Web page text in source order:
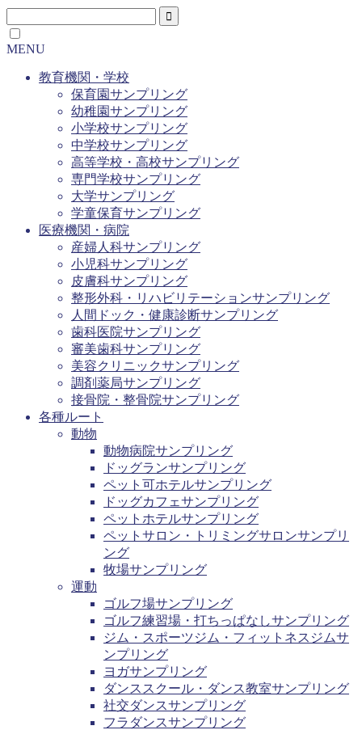
MENU
教育機関・学校
保育園サンプリング
幼稚園サンプリング
小学校サンプリング
中学校サンプリング
高等学校・高校サンプリング
専門学校サンプリング
大学サンプリング
学童保育サンプリング
医療機関・病院
産婦人科サンプリング
小児科サンプリング
皮膚科サンプリング
整形外科・リハビリテーションサンプリング
人間ドック・健康診断サンプリング
歯科医院サンプリング
審美歯科サンプリング
美容クリニックサンプリング
調剤薬局サンプリング
接骨院・整骨院サンプリング
各種ルート
動物
動物病院サンプリング
ドッグランサンプリング
ペット可ホテルサンプリング
ドッグカフェサンプリング
ペットホテルサンプリング
ペットサロン・トリミングサロンサンプリ
ング
牧場サンプリング
運動
ゴルフ場サンプリング
ゴルフ練習場・打ちっぱなしサンプリング
ジム・スポーツジム・フィットネスジムサ
ンプリング
ヨガサンプリング
ダンススクール・ダンス教室サンプリング
社交ダンスサンプリング
フラダンスサンプリング